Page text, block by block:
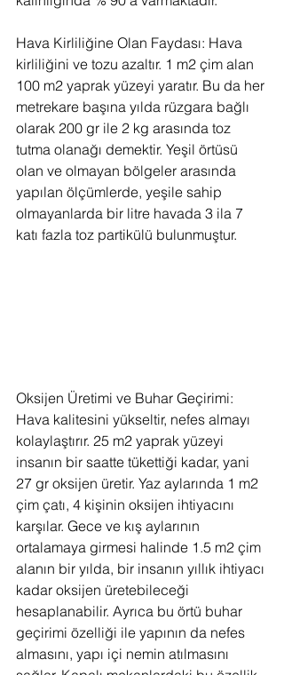
Hava Kirliliğine Olan Faydası: Hava
kirliliğini ve tozu azaltır. 1 m2 çim alan
100 m2 yaprak yüzeyi yaratır. Bu da her
metrekare başına yılda rüzgara bağlı
olarak 200 gr ile 2 kg arasında toz
tutma olanağı demektir. Yeşil örtüsü
olan ve olmayan bölgeler arasında
yapılan ölçümlerde, yeşile sahip
olmayanlarda bir litre havada 3 ila 7
katı fazla toz partikülü bulunmuştur.
Oksijen Üretimi ve Buhar Geçirimi:
Hava kalitesini yükseltir, nefes almayı
kolaylaştırır. 25 m2 yaprak yüzeyi
insanın bir saatte tükettiği kadar, yani
27 gr oksijen üretir. Yaz aylarında 1 m2
çim çatı, 4 kişinin oksijen ihtiyacını
karşılar. Gece ve kış aylarının
ortalamaya girmesi halinde 1.5 m2 çim
alanın bir yılda, bir insanın yıllık ihtiyacı
kadar oksijen üretebileceği
hesaplanabilir. Ayrıca bu örtü buhar
geçirimi özelliği ile yapının da nefes
almasını, yapı içi nemin atılmasını